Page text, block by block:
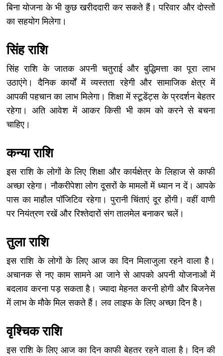
बिना योजना के भी कुछ खरीददारी कर सकते हैं। परिवार और दोस्तों
का सहयोग मिलेगा।
सिंह राशि
सिंह राशि के जातक अपनी चतुराई और बुद्धिमत्ता का पूरा लाभ
उठाएंगे। दैनिक कार्यों में व्यस्तता रहेगी और सामाजिक क्षेत्र में
आपकी पहचान का लाभ मिलेगा। शिक्षा में स्टूडेंट्स के प्रदर्शन बेहतर
रहेगा। अति आवेश में आकर किसी भी काम को करने से बचना
चाहिए।
कन्या राशि
इस राशि के लोगों के लिए शिक्षा और कार्यक्षेत्र के लिहाज से काफी
अच्छा रहेगा। नौकरीपेशा लोग दूसरों के मामलों में ध्यान न दें। आपके
पास का माहौल पॉजिटिव रहेगा। पुरानी चिंताएं दूर होंगी। वहीं वाणी
पर नियंत्रण रखें और रिश्तेदारों संग तालमेल बनाकर चलें।
तुला राशि
इस राशि के लोगों के लिए आज का दिन मिलाजुला रहने वाला है।
अचानक से नए काम सामने आ जाने से आपको अपनी योजनाओं में
बदलाव करना पड़ सकता है। ज्यादा मेहनत करनी होगी और बिजनेस
में लाभ के मौके मिल सकते हैं। लव लाइफ के लिए अच्छा दिन है।
वृश्चिक राशि
इस राशि के लिए आज का दिन काफी बेहतर रहने वाला है। दिन की